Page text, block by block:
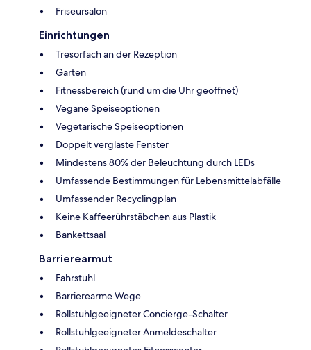
Friseursalon
Einrichtungen
Tresorfach an der Rezeption
Garten
Fitnessbereich (rund um die Uhr geöffnet)
Vegane Speiseoptionen
Vegetarische Speiseoptionen
Doppelt verglaste Fenster
Mindestens 80% der Beleuchtung durch LEDs
Umfassende Bestimmungen für Lebensmittelabfälle
Umfassender Recyclingplan
Keine Kaffeerührstäbchen aus Plastik
Bankettsaal
Barrierearmut
Fahrstuhl
Barrierearme Wege
Rollstuhlgeeigneter Concierge-Schalter
Rollstuhlgeeigneter Anmeldeschalter